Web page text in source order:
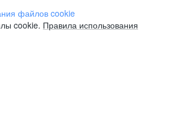
файлов cookie
cookie. Правила использования